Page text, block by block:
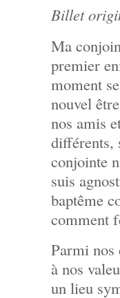
Billet
Ma
premier
moment
nouvel
nos amis
différents,
conjointe
suis
baptême
comment
Parmi nos
à nos
un lieu